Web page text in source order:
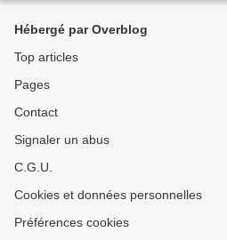
Hébergé par Overblog
Top articles
Pages
Contact
Signaler un abus
C.G.U.
Cookies et données personnelles
Préférences cookies